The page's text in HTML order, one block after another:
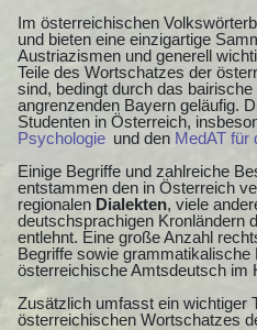
Im österreichischen
und bieten eine einzigartige
Austriazismen und generell
Teile des Wortschatzes der
sind, bedingt durch das
angrenzenden Bayern geläufig.
Studenten in Österreich,
Psychologie und den MedAT für
Einige Begriffe und zahlreiche
entstammen den in Österreich
regionalen Dialekten, viele
deutschsprachigen Kronländern
entlehnt. Eine große Anzahl
Begriffe sowie grammatikalische
österreichische Amtsdeutsch im
Zusätzlich umfasst ein wichtiger
österreichischen Wortschatzes